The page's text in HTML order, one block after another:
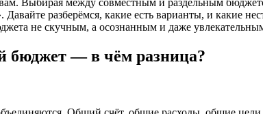
разберёмся, какие есть варианты, и какие
не скучным, а осознанным и даже
бюджет — в чём разница?